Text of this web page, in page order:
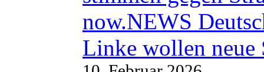
now.NEWS
Linke wollen neue